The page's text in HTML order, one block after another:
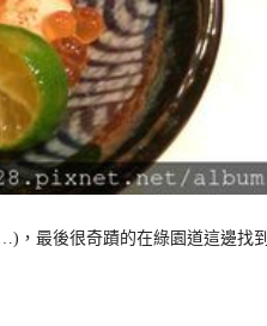
，最後很奇蹟的在綠園道這邊找到